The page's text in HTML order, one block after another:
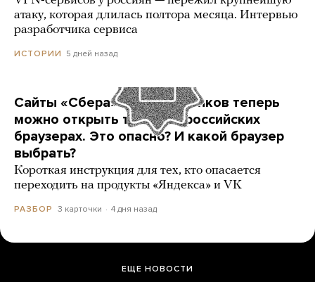
атаку, которая длилась полтора месяца. Интервью
разработчика сервиса
ИСТОРИИ 5 дней назад
Сайты «Сбера» и других банков теперь
можно открыть только в российских
браузерах. Это опасно? И какой браузер
выбрать?
Короткая инструкция для тех, кто опасается
переходить на продукты «Яндекса» и VK
РАЗБОР 3 карточки 4 дня назад
ЕЩЕ НОВОСТИ